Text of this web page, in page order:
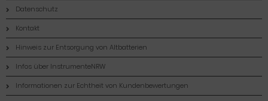
Datenschutz
Kontakt
Hinweis zur Entsorgung von Altbatterien
Infos über InstrumenteNRW
Informationen zur Echtheit von Kundenbewertungen